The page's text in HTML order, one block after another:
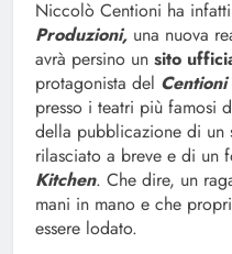
Niccolò Centioni ha
Produzioni, una nuova
avrà persino un sito
protagonista del Centioni
presso i teatri più famosi
della pubblicazione di un
rilasciato a breve e di un
Kitchen. Che dire, un
mani in mano e che
essere lodato.